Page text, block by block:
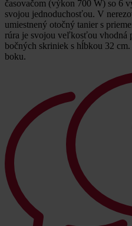
časovačom (výkon 700 W) so 6
svojou jednoduchosťou. V
umiestnený otočný tanier s
rúra je svojou veľkosťou vhodná
bočných skriniek s hĺbkou 32
boku.